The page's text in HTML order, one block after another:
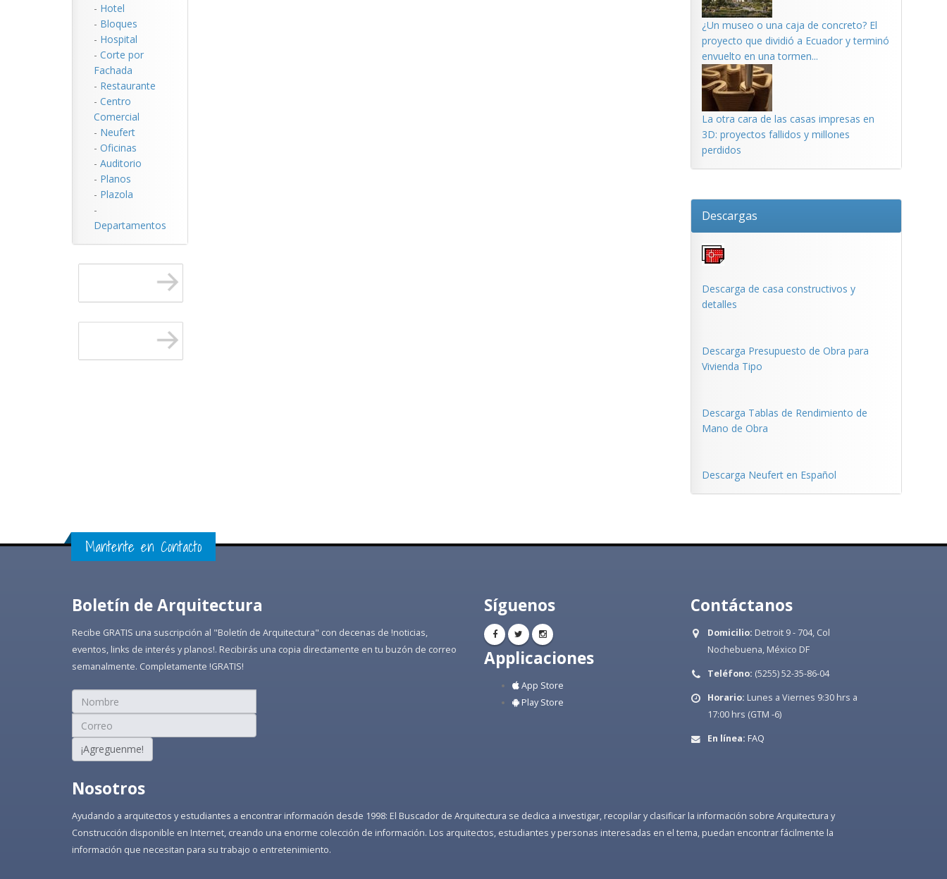
- Hotel
- Bloques
- Hospital
- Corte por
Fachada
- Restaurante
- Centro
Comercial
- Neufert
- Oficinas
- Auditorio
- Planos
- Plazola
-
Departamentos
¿Un museo o una caja de concreto? El
proyecto que dividió a Ecuador y terminó
envuelto en una tormen...
La otra cara de las casas impresas en
3D: proyectos fallidos y millones
perdidos
Descargas
Descarga de casa constructivos y
detalles
Descarga Presupuesto de Obra para
Vivienda Tipo
Descarga Tablas de Rendimiento de
Mano de Obra
Descarga Neufert en Español
Mantente en Contacto
Boletín de Arquitectura
Recibe GRATIS una suscripción al "Boletín de Arquitectura" con decenas de !noticias,
eventos, links de interés y planos!. Recibirás una copia directamente en tu buzón de correo
semanalmente. Completamente !GRATIS!
¡Agreguenme!
Síguenos
Applicaciones
App Store
Play Store
Contáctanos
Domicilio: Detroit 9 - 704, Col
Nochebuena, México DF
Teléfono: (5255) 52-35-86-04
Horario: Lunes a Viernes 9:30 hrs a
17:00 hrs (GTM -6)
En línea: FAQ
Nosotros
Ayudando a arquitectos y estudiantes a encontrar información desde 1998: El Buscador de Arquitectura se dedica a investigar, recopilar y clasificar la información sobre Arquitectura y
Construcción disponible en Internet, creando una enorme colección de información. Los arquitectos, estudiantes y personas interesadas en el tema, puedan encontrar fácilmente la
información que necesitan para su trabajo o entretenimiento.